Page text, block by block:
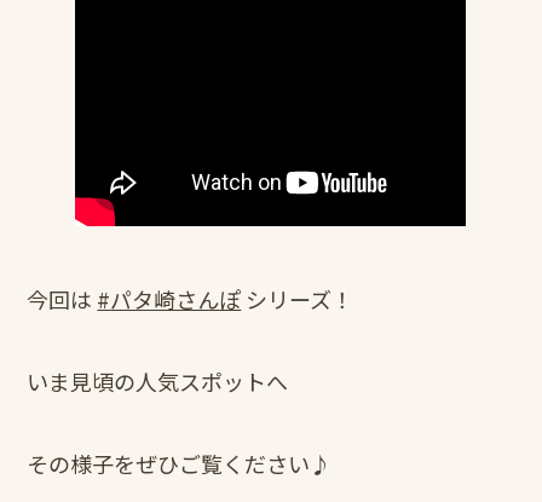
今回は #パタ崎さんぽ シリーズ！
いま見頃の人気スポットへ
その様子をぜひご覧ください♪